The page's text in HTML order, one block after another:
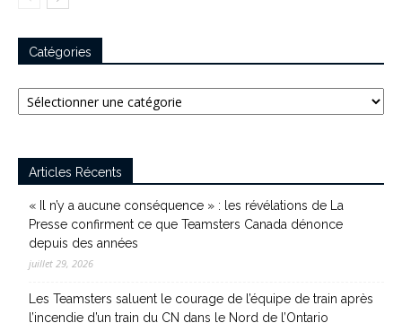
Catégories
Catégories
Articles Récents
« Il n’y a aucune conséquence » : les révélations de La
Presse confirment ce que Teamsters Canada dénonce
depuis des années
juillet 29, 2026
Les Teamsters saluent le courage de l’équipe de train après
l’incendie d’un train du CN dans le Nord de l’Ontario